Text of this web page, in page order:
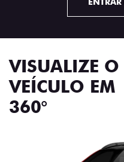
VISUALIZE O
VEÍCULO EM
360°